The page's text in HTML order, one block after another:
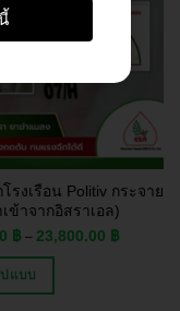
รงเรือน Politiv กระจาย
ข้าจากอิสราเอล)
฿ – 23,800.00 ฿
ปแบบ